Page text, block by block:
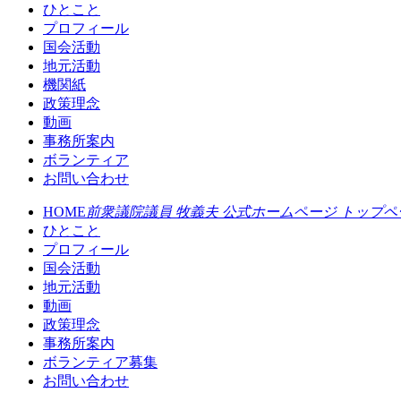
ひとこと
プロフィール
国会活動
地元活動
機関紙
政策理念
動画
事務所案内
ボランティア
お問い合わせ
HOME前衆議院議員 牧義夫 公式ホームページ トップペ
ひとこと
プロフィール
国会活動
地元活動
動画
政策理念
事務所案内
ボランティア募集
お問い合わせ